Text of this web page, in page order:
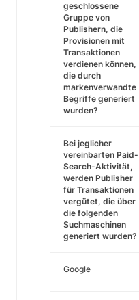
geschlossene
Gruppe von
Publishern, die
Provisionen mit
Transaktionen
verdienen können,
die durch
markenverwandte
Begriffe generiert
wurden?
Bei jeglicher
vereinbarten Paid-
Search-Aktivität,
werden Publisher
für Transaktionen
vergütet, die über
die folgenden
Suchmaschinen
generiert wurden?
Google